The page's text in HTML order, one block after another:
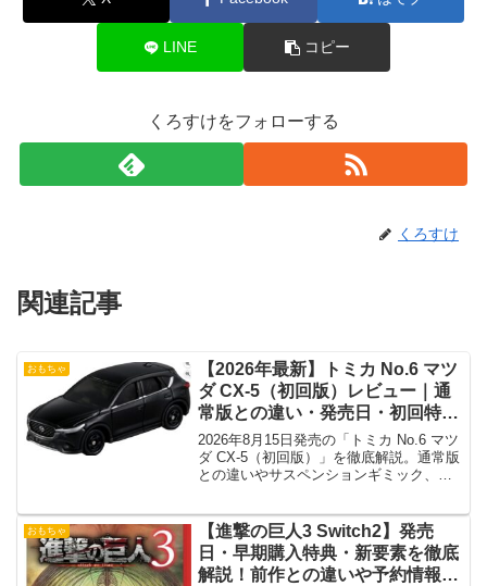
LINE コピー
くろすけをフォローする
くろすけ
関連記事
おもちゃ
【2026年最新】トミカ No.6 マツ
ダ CX-5（初回版）レビュー｜通
常版との違い・発売日・初回特別
仕様を徹底解説
2026年8月15日発売の「トミカ No.6 マツ
ダ CX-5（初回版）」を徹底解説。通常版
との違いやサスペンションギミック、実
おもちゃ
【進撃の巨人3 Switch2】発売
日・早期購入特典・新要素を徹底
解説！前作との違いや予約情報ま